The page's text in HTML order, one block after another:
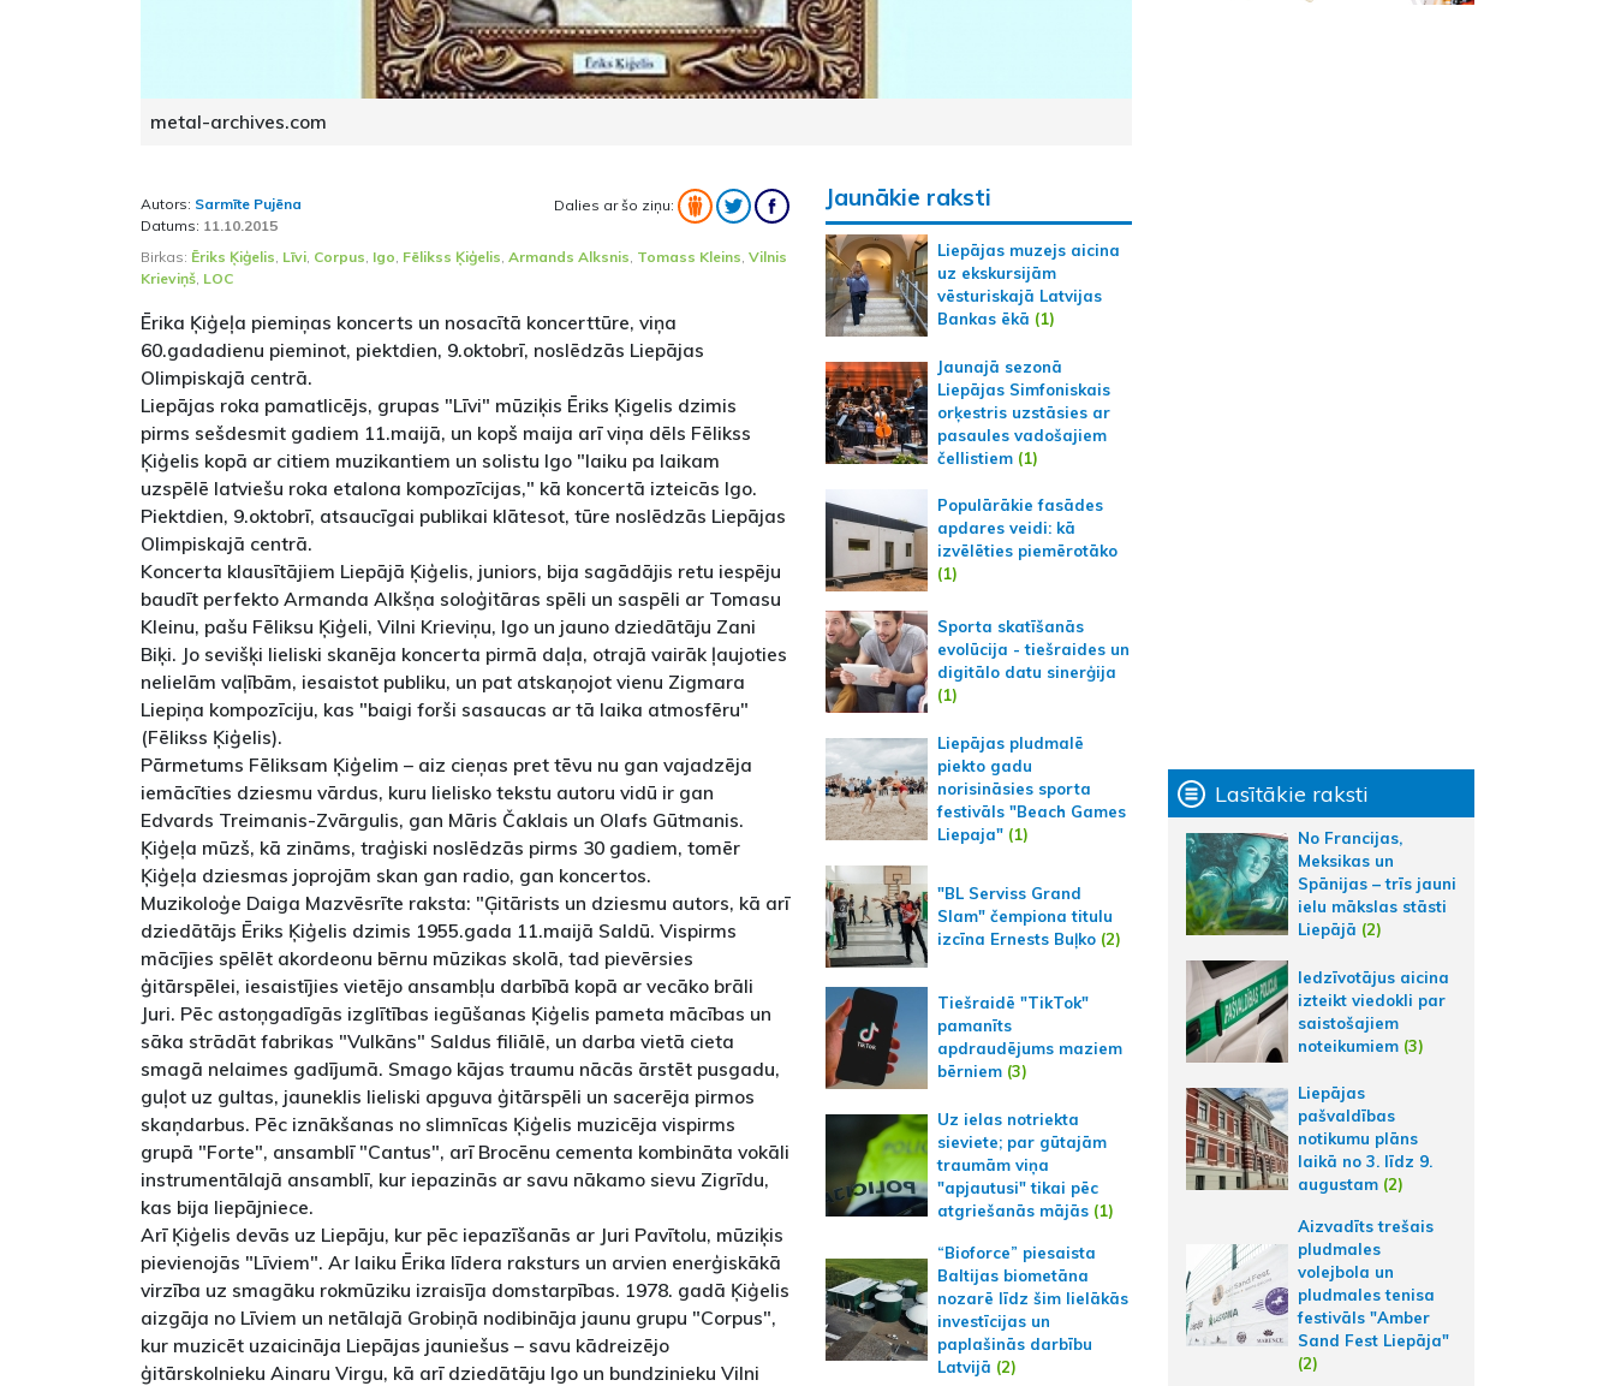
metal-archives.com
Autors: Sarmīte Pujēna
Datums: 11.10.2015
Dalies ar šo ziņu:
Birkas: Ēriks Ķiģelis Līvi Corpus Igo Fēlikss Ķiģelis Armands Alksnis Tomass Kleins Vilnis
Krieviņš LOC
Ērika Ķiģeļa piemiņas koncerts un nosacītā koncerttūre, viņa
60.gadadienu pieminot, piektdien, 9.oktobrī, noslēdzās Liepājas
Olimpiskajā centrā.
Liepājas roka pamatlicējs, grupas "Līvi" mūziķis Ēriks Ķigelis dzimis
pirms sešdesmit gadiem 11.maijā, un kopš maija arī viņa dēls Fēlikss
Ķiģelis kopā ar citiem muzikantiem un solistu Igo "laiku pa laikam
uzspēlē latviešu roka etalona kompozīcijas," kā koncertā izteicās Igo.
Piektdien, 9.oktobrī, atsaucīgai publikai klātesot, tūre noslēdzās Liepājas
Olimpiskajā centrā.
Koncerta klausītājiem Liepājā Ķiģelis, juniors, bija sagādājis retu iespēju
baudīt perfekto Armanda Alkšņa soloģitāras spēli un saspēli ar Tomasu
Kleinu, pašu Fēliksu Ķiģeli, Vilni Krieviņu, Igo un jauno dziedātāju Zani
Biķi. Jo sevišķi lieliski skanēja koncerta pirmā daļa, otrajā vairāk ļaujoties
nelielām vaļībām, iesaistot publiku, un pat atskaņojot vienu Zigmara
Liepiņa kompozīciju, kas "baigi forši sasaucas ar tā laika atmosfēru"
(Fēlikss Ķiģelis).
Pārmetums Fēliksam Ķiģelim – aiz cieņas pret tēvu nu gan vajadzēja
iemācīties dziesmu vārdus, kuru lielisko tekstu autoru vidū ir gan
Edvards Treimanis-Zvārgulis, gan Māris Čaklais un Olafs Gūtmanis.
Ķiģeļa mūzš, kā zināms, traģiski noslēdzās pirms 30 gadiem, tomēr
Ķiģeļa dziesmas joprojām skan gan radio, gan koncertos.
Muzikoloģe Daiga Mazvēsrīte raksta: "Ģitārists un dziesmu autors, kā arī
dziedātājs Ēriks Ķiģelis dzimis 1955.gada 11.maijā Saldū. Vispirms
mācījies spēlēt akordeonu bērnu mūzikas skolā, tad pievērsies
ģitārspēlei, iesaistījies vietējo ansambļu darbībā kopā ar vecāko brāli
Juri. Pēc astoņgadīgās izglītības iegūšanas Ķiģelis pameta mācības un
sāka strādāt fabrikas "Vulkāns" Saldus filiālē, un darba vietā cieta
smagā nelaimes gadījumā. Smago kājas traumu nācās ārstēt pusgadu,
guļot uz gultas, jauneklis lieliski apguva ģitārspēli un sacerēja pirmos
skaņdarbus. Pēc iznākšanas no slimnīcas Ķiģelis muzicēja vispirms
grupā "Forte", ansamblī "Cantus", arī Brocēnu cementa kombināta vokāli
instrumentālajā ansamblī, kur iepazinās ar savu nākamo sievu Zigrīdu,
kas bija liepājniece.
Arī Ķiģelis devās uz Liepāju, kur pēc iepazīšanās ar Juri Pavītolu, mūziķis
pievienojās "Līviem". Ar laiku Ērika līdera raksturs un arvien enerģiskākā
virzība uz smagāku rokmūziku izraisīja domstarpības. 1978. gadā Ķiģelis
aizgāja no Līviem un netālajā Grobiņā nodibināja jaunu grupu "Corpus",
kur muzicēt uzaicināja Liepājas jauniešus – savu kādreizējo
ģitārskolnieku Ainaru Virgu, kā arī dziedātāju Igo un bundzinieku Vilni
Jaunākie raksti
Liepājas muzejs aicina
uz ekskursijām
vēsturiskajā Latvijas
Bankas ēkā (1)
Jaunajā sezonā
Liepājas Simfoniskais
orķestris uzstāsies ar
pasaules vadošajiem
čellistiem(1)
Populārākie fasādes
apdares veidi: kā
izvēlēties piemērotāko
(1)
Sporta skatīšanās
evolūcija - tiešraides un
digitālo datu sinerģija
(1)
Liepājas pludmalē
piekto gadu
norisināsies sporta
festivāls "Beach Games
Liepaja"(1)
"BL Serviss Grand
Slam" čempiona titulu
izcīna Ernests Buļko(2)
Tiešraidē "TikTok"
pamanīts
apdraudējums maziem
bērniem(3)
Uz ielas notriekta
sieviete; par gūtajām
traumām viņa
"apjautusi" tikai pēc
atgriešanās mājās(1)
“Bioforce” piesaista
Baltijas biometāna
nozarē līdz šim lielākās
investīcijas un
paplašinās darbību
Latvijā (2)
Lasītākie raksti
No Francijas,
Meksikas un
Spānijas – trīs jauni
ielu mākslas stāsti
Liepājā (2)
Iedzīvotājus aicina
izteikt viedokli par
saistošajiem
noteikumiem (3)
Liepājas
pašvaldības
notikumu plāns
laikā no 3. līdz 9.
augustam (2)
Aizvadīts trešais
pludmales
volejbola un
pludmales tenisa
festivāls "Amber
Sand Fest Liepāja"
(2)